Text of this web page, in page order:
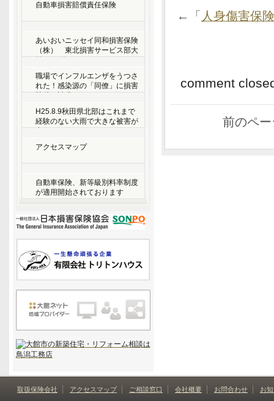
←「 人身傷害保
comment
前のペ
自動車損害賠償責任保険
あいおいニッセイ同和損害保険
（株） 東北損害サービス部大
職場でインフルエンザをうつさ
れた！感染源の「同僚」に損害
H25.8.9秋田県北部はこれまで
経験のない大雨で大きな被害が
アクセスマップ
自動車保険、新等級別料率制度
が適用開始されております
取扱保険会社 アクセスマップ ご相談窓口 会社概要 お問合わせ お